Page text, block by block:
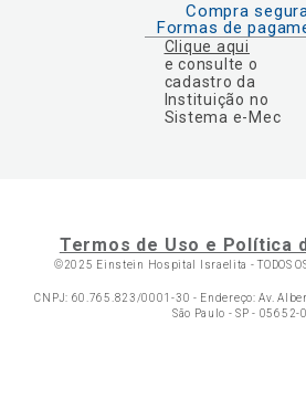
Compra
Formas de
Clique aqui
e consulte o
cadastro da
Instituição no
Sistema e-Mec
Termos de Uso e Política
©2025 Einstein Hospital Israelita -TODOS
CNPJ: 60.765.823/0001-30 - Endereço: Av.
São Paulo - SP - 05652-